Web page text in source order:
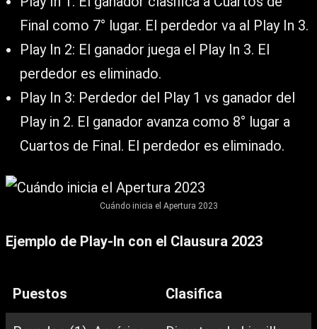
Final como 7° lugar. El perdedor va al Play In 3.
Play In 2: El ganador juega el Play In 3. El
perdedor es eliminado.
Play In 3: Perdedor del Play 1 vs ganador del
Play in 2. El ganador avanza como 8° lugar a
Cuartos de Final. El perdedor es eliminado.
Cuándo inicia el Apertura 2023
Ejemplo de Play-In con el Clausura 2023
Puestos Clasifica